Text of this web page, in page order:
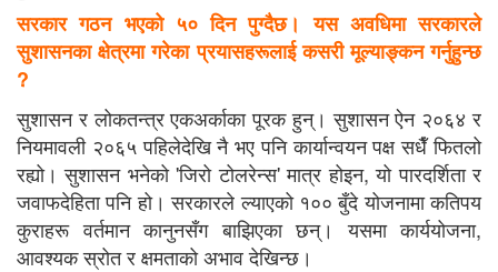
सरकार गठन भएको ५० दिन पुग्दैछ। यस अवधिमा सरकारले
सुशासनका क्षेत्रमा गरेका प्रयासहरूलाई कसरी मूल्याङ्कन गर्नुहुन्छ
?
सुशासन र लोकतन्त्र एकअर्काका पूरक हुन्। सुशासन ऐन २०६४ र
नियमावली २०६५ पहिलेदेखि नै भए पनि कार्यान्वयन पक्ष सधैँ फितलो
रह्यो। सुशासन भनेको 'जिरो टोलरेन्स' मात्र होइन, यो पारदर्शिता र
जवाफदेहिता पनि हो। सरकारले ल्याएको १०० बुँदे योजनामा कतिपय
कुराहरू वर्तमान कानुनसँग बाझिएका छन्। यसमा कार्ययोजना,
आवश्यक स्रोत र क्षमताको अभाव देखिन्छ।